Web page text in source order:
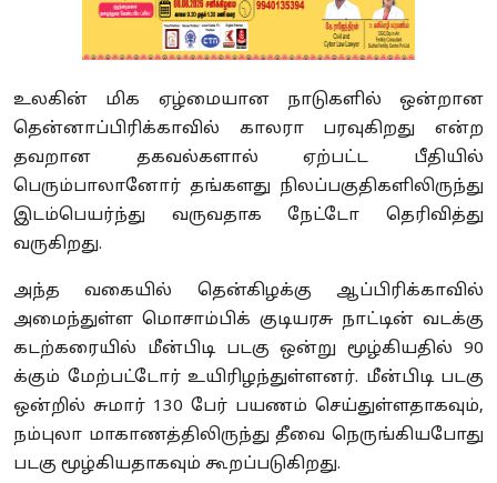
உலகின் மிக ஏழ்மையான நாடுகளில் ஒன்றான
தென்னாப்பிரிக்காவில் காலரா பரவுகிறது என்ற
தவறான தகவல்களால் ஏற்பட்ட பீதியில்
பெரும்பாலானோர் தங்களது நிலப்பகுதிகளிலிருந்து
இடம்பெயர்ந்து வருவதாக நேட்டோ தெரிவித்து
வருகிறது.
அந்த வகையில் தென்கிழக்கு ஆப்பிரிக்காவில்
அமைந்துள்ள மொசாம்பிக் குடியரசு நாட்டின் வடக்கு
கடற்கரையில் மீன்பிடி படகு ஒன்று மூழ்கியதில் 90
க்கும் மேற்பட்டோர் உயிரிழந்துள்ளனர். மீன்பிடி படகு
ஒன்றில் சுமார் 130 பேர் பயணம் செய்துள்ளதாகவும்,
நம்புலா மாகாணத்திலிருந்து தீவை நெருங்கியபோது
படகு மூழ்கியதாகவும் கூறப்படுகிறது.